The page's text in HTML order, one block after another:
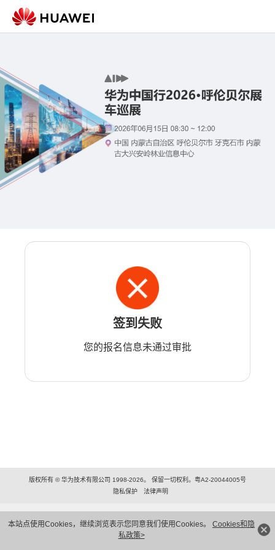
本站点使用Cookies，继续浏览表示您同意我们使用Cookies。 Cookies和隐
私政策>
签到失败
您的报名信息未通过审批
版权所有 © 华为技术有限公司 1998-2026。 保留一切权利。粤A2-20044005号
隐私保护
法律声明